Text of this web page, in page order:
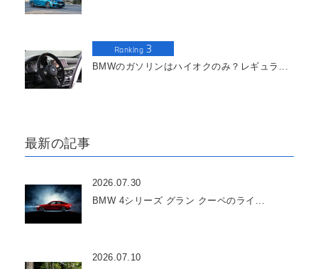
Ranking 3
BMWのガソリンはハイオクのみ？レギュラ...
最新の記事
2026.07.30
BMW 4シリーズ グラン クーペのライ...
2026.07.10